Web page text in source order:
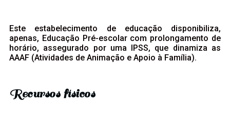
Este estabelecimento de educação disponibiliza,
apenas, Educação Pré-escolar com prolongamento de
horário, assegurado por uma IPSS, que dinamiza as
AAAF (Atividades de Animação e Apoio à Família).
Recursos físicos